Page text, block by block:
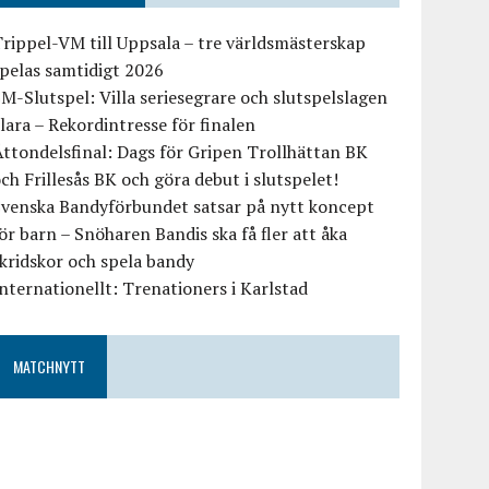
VM till Uppsala – tre världsmästerskap
samtidigt 2026
Slutspel: Villa seriesegrare och slutspelslagen
– Rekordintresse för finalen
Dags för Gripen Trollhättan BK
Frillesås BK och göra debut i slutspelet!
Bandyförbundet satsar på nytt koncept
barn – Snöharen Bandis ska få fler att åka
och spela bandy
Trenationers i Karlstad
MATCHNYTT